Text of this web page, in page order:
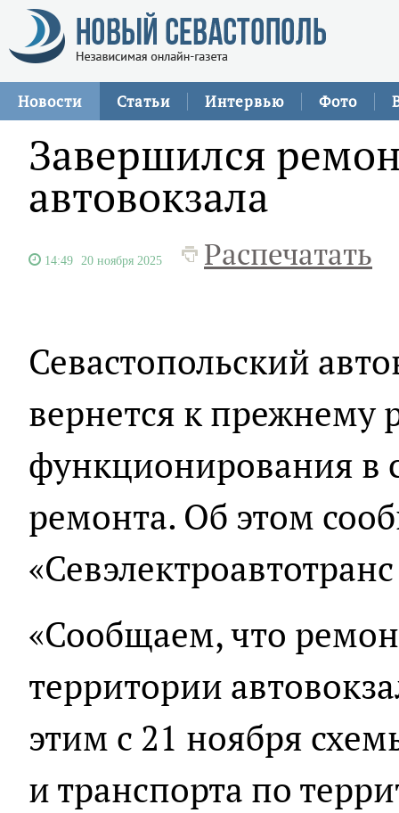
Новости Статьи Интервью Фото
Завершился
автовокзала
14:49 20 ноября 2025 Распечатать
Севастопольский
вернется к прежнему
функционирования в
ремонта. Об этом
«Сообщаем, что
территории
этим с 21 ноября
и транспорта по